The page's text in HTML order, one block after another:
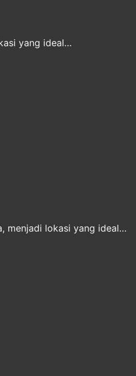
yang ideal…
menjadi lokasi yang ideal…